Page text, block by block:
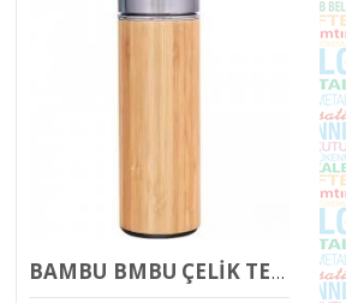
BAMBU BMBU ÇELİK TERMOS / 500 ML